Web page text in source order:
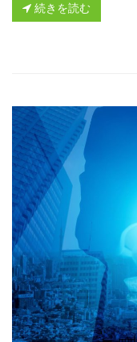
続きを読む